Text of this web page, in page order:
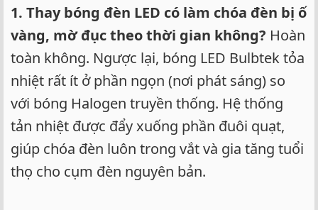
1. Thay bóng đèn LED có làm chóa đèn bị ố
vàng, mờ đục theo thời gian không? Hoàn
toàn không. Ngược lại, bóng LED Bulbtek tỏa
nhiệt rất ít ở phần ngọn (nơi phát sáng) so
với bóng Halogen truyền thống. Hệ thống
tản nhiệt được đẩy xuống phần đuôi quạt,
giúp chóa đèn luôn trong vắt và gia tăng tuổi
thọ cho cụm đèn nguyên bản.